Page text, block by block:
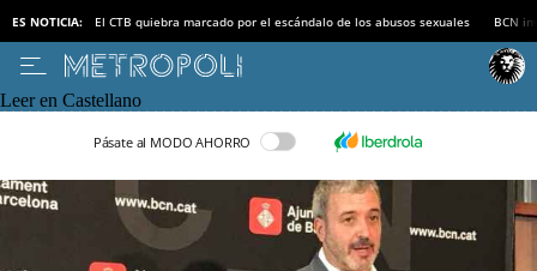
ES NOTICIA: El CTB quiebra marcado por el escándalo de los abusos sexuales BCN
Leer en Castellano
Pásate al MODO AHORRO